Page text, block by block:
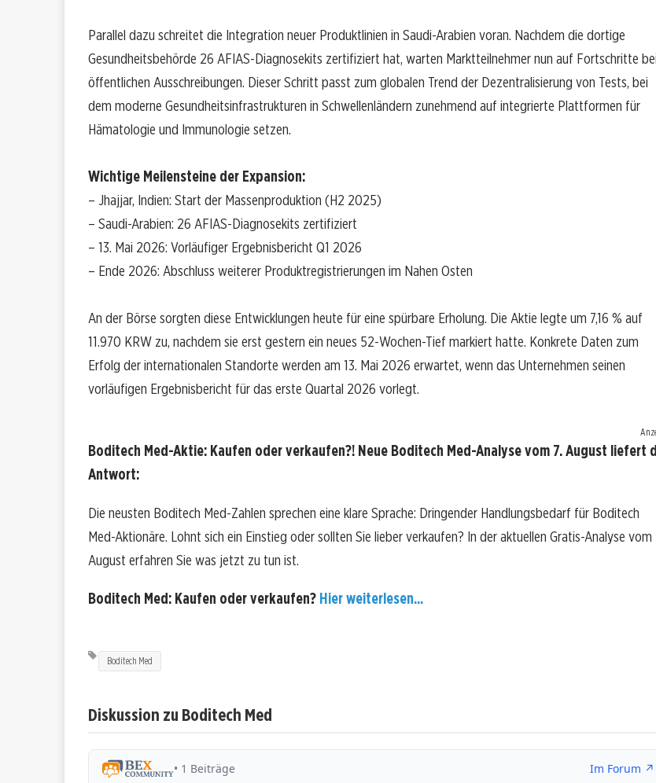
Parallel dazu schreitet die Integration neuer Produktlinien in Saudi-Arabien voran. Nachdem die dortige
Gesundheitsbehörde 26 AFIAS-Diagnosekits zertifiziert hat, warten Marktteilnehmer nun auf Fortschritte bei
öffentlichen Ausschreibungen. Dieser Schritt passt zum globalen Trend der Dezentralisierung von Tests, bei
dem moderne Gesundheitsinfrastrukturen in Schwellenländern zunehmend auf integrierte Plattformen für
Hämatologie und Immunologie setzen.
Wichtige Meilensteine der Expansion:
– Jhajjar, Indien: Start der Massenproduktion (H2 2025)
– Saudi-Arabien: 26 AFIAS-Diagnosekits zertifiziert
– 13. Mai 2026: Vorläufiger Ergebnisbericht Q1 2026
– Ende 2026: Abschluss weiterer Produktregistrierungen im Nahen Osten
An der Börse sorgten diese Entwicklungen heute für eine spürbare Erholung. Die Aktie legte um 7,16 % auf
11.970 KRW zu, nachdem sie erst gestern ein neues 52-Wochen-Tief markiert hatte. Konkrete Daten zum
Erfolg der internationalen Standorte werden am 13. Mai 2026 erwartet, wenn das Unternehmen seinen
vorläufigen Ergebnisbericht für das erste Quartal 2026 vorlegt.
Boditech Med-Aktie: Kaufen oder verkaufen?! Neue Boditech Med-Analyse vom 7. August liefert
Antwort:
Die neusten Boditech Med-Zahlen sprechen eine klare Sprache: Dringender Handlungsbedarf für Boditech
Med-Aktionäre. Lohnt sich ein Einstieg oder sollten Sie lieber verkaufen? In der aktuellen Gratis-Analyse vom
August erfahren Sie was jetzt zu tun ist.
Boditech Med: Kaufen oder verkaufen? Hier weiterlesen...
Boditech Med
Diskussion zu Boditech Med